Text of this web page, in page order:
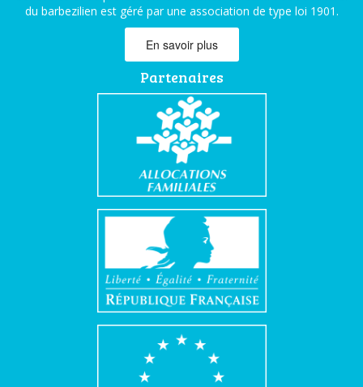
du barbezilien est géré par une association de type loi 1901.
En savoir plus
Partenaires